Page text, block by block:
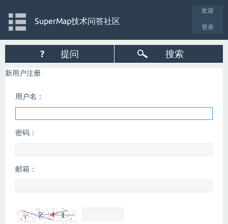
欢迎
登录
SuperMap技术问答社区
? 提问 搜索
新用户注册
用户名：
密码：
邮箱：